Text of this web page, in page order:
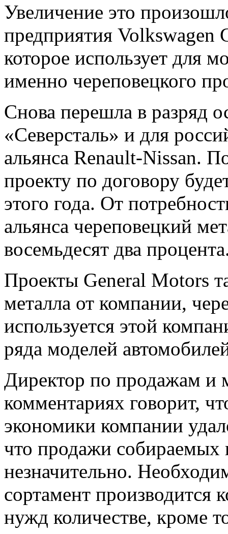
Увеличение это
предприятия Volkswagen
которое использует для
именно череповецкого
Снова перешла в разряд
«Северсталь» и для
альянса Renault-Nissan.
проекту по договору
этого года. От
альянса череповецкий
восемьдесят два
Проекты General Motors
металла от компании,
используется этой
ряда моделей
Директор по продажам и
комментариях говорит,
экономики компании
что продажи
незначительно.
сортамент производится
нужд количестве, кроме